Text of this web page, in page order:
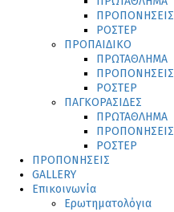
ΠΡΟΠΟΝΗΣΕΙΣ
ΡΟΣΤΕΡ
ΠΡΟΠΑΙΔΙΚΟ
ΠΡΩΤΑΘΛΗΜΑ
ΠΡΟΠΟΝΗΣΕΙΣ
ΡΟΣΤΕΡ
ΠΑΓΚΟΡΑΣΙΔΕΣ
ΠΡΩΤΑΘΛΗΜΑ
ΠΡΟΠΟΝΗΣΕΙΣ
ΡΟΣΤΕΡ
ΠΡΟΠΟΝΗΣΕΙΣ
GALLERY
Επικοινωνία
Ερωτηματολόγια